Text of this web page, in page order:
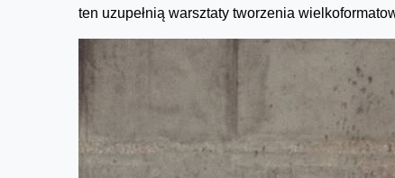
ten uzupełnią warsztaty tworzenia